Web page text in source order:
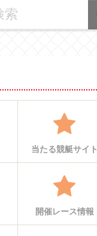
当たる競艇サイト
開催レース情報